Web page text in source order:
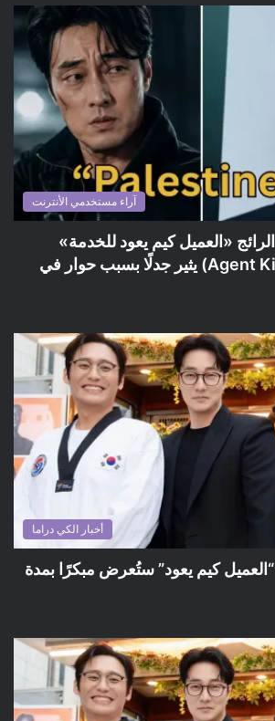
آراء مستخدمي الأنترنت
«العميل كيم يعود للخدمة»
(Agent Kim Reactivated) يثير جدلًا بسبب حوار في
أخبار الكي دراما
“العميل كيم يعود” ستُعرض مبكرًا بمدة